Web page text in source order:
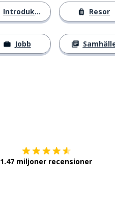
Introduktion
Jobb
Resor
1.47 miljoner recensioner